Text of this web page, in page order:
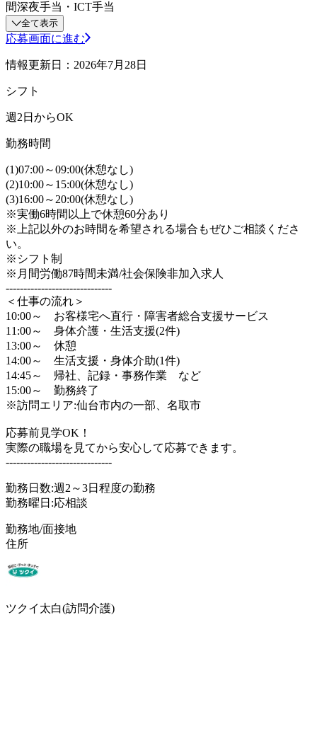
間深夜手当・ICT手当
全て表示
応募画面に進む
情報更新日：2026年7月28日
シフト
週2日からOK
勤務時間
(1)07:00～09:00(休憩なし)
(2)10:00～15:00(休憩なし)
(3)16:00～20:00(休憩なし)
※実働6時間以上で休憩60分あり
※上記以外のお時間を希望される場合もぜひご相談くださ
い。
※シフト制
※月間労働87時間未満/社会保険非加入求人
------------------------------
＜仕事の流れ＞
10:00～ お客様宅へ直行・障害者総合支援サービス
11:00～ 身体介護・生活支援(2件)
13:00～ 休憩
14:00～ 生活支援・身体介助(1件)
14:45～ 帰社、記録・事務作業 など
15:00～ 勤務終了
※訪問エリア:仙台市内の一部、名取市
応募前見学OK！
実際の職場を見てから安心して応募できます。
------------------------------
勤務日数:週2～3日程度の勤務
勤務曜日:応相談
勤務地/面接地
住所
ツクイ太白(訪問介護)